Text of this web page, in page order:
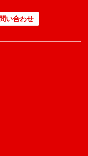
い合わせ